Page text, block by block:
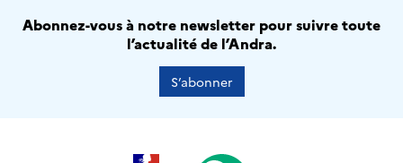
Abonnez-vous à notre newsletter pour suivre toute
l’actualité de l’Andra.
S’abonner